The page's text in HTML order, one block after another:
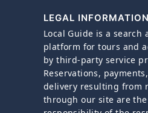
LEGAL INFORMATION
Local Guide is a search
platform for tours and
by third-party service
Reservations,
delivery resulting from
through our site are